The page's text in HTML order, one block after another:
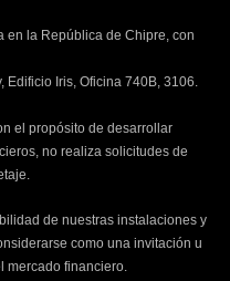
en la República de Chipre, con
Edificio Iris, Oficina 740B, 3106.
el propósito de desarrollar
no realiza solicitudes de
de nuestras instalaciones y
como una invitación u
mercado financiero.